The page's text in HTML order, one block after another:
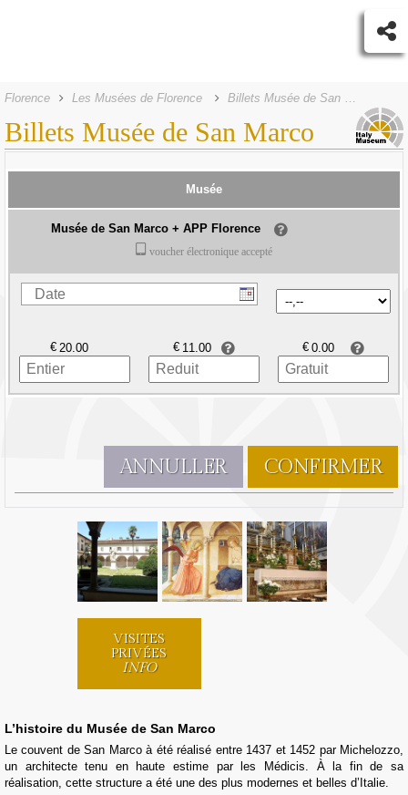
Florence Les Musées de Florence Billets Musée de San Marco
Billets Musée de San Marco
Musée
Musée de San Marco + APP Florence
voucher électronique accepté
€ € €
CONFIRMER
ANNULLER
VISITES
PRIVÉES
INFO
L’histoire du Musée de San Marco
Le couvent de San Marco à été réalisé entre 1437 et 1452 par Michelozzo,
un architecte tenu en haute estime par les Médicis. À la fin de sa
réalisation, cette structure a été une des plus modernes et belles d’Italie.